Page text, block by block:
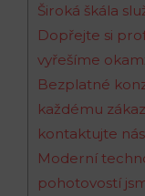
Široká škála
Dopřejte si
vyřešíme
Bezplatné
každému
kontaktujte
Moderní
pohotovostí